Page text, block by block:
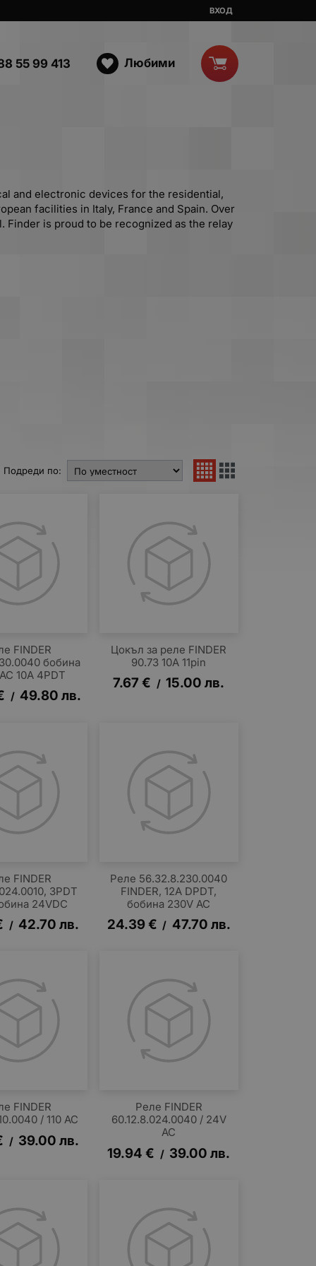
ВХОД
55 99 413 Любими
and electronic devices for the residential,
facilities in Italy, France and Spain. Over
Finder is proud to be recognized as the relay
Подреди по:
FINDER
бобина
10A 4PDT
/ 49.80 лв.
Цокъл за реле FINDER
90.73 10A 11pin
7.67 € / 15.00 лв.
FINDER
3PDT
24VDC
/ 42.70 лв.
Реле 56.32.8.230.0040
FINDER, 12A DPDT,
бобина 230V AC
24.39€ / 47.70 лв.
FINDER
/ 110 AC
/ 39.00 лв.
Реле FINDER
60.12.8.024.0040 / 24V
AC
19.94 € / 39.00 лв.